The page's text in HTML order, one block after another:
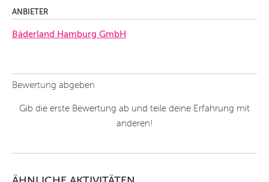
ANBIETER
Bäderland Hamburg GmbH
Bewertung abgeben
Gib die erste Bewertung ab und teile deine Erfahrung mit
anderen!